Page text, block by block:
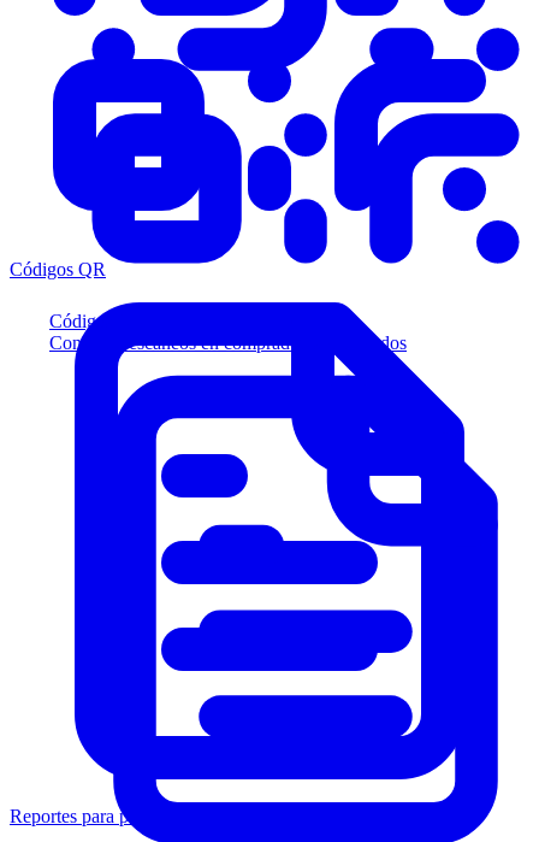
Códigos QR
Convierta escaneos en compradores calificados
Códigos QR
Reportes para prestamistas